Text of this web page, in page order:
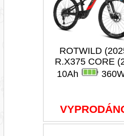
ROTWILD
R.X375 CORE
10Ah